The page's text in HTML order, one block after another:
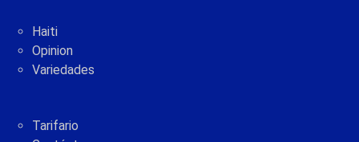
Haiti
Opinion
Variedades
Tarifario